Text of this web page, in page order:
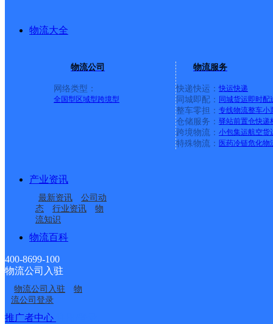
物流大全
物流公司
网络类型：
全国型 区域型跨境型
物流服务
快递快运： 快运快递
同城即配： 同城货运即时配
整车零担： 专线物流整车小
仓储服务： 驿站前置仓快递
跨境物流： 小包集运航空货
特殊物流： 医药冷链危化物
产业资讯
最新资讯
公司动
态
行业资讯
物
流知识
物流百科
400-8699-100
物流公司入驻
物流公司入驻
物
流公司登录
推广者中心
凰便民寄存分部
浙江湖州公司黄河路寄
存点
浙江湖州公司青阳二路
凤凰西寄存点分部
湖州
浙江湖州公司中华西路
织里科技城分部
浙江湖州公司环渚乡便
民寄存点分部
浙江湖州织里公司环太
接口API